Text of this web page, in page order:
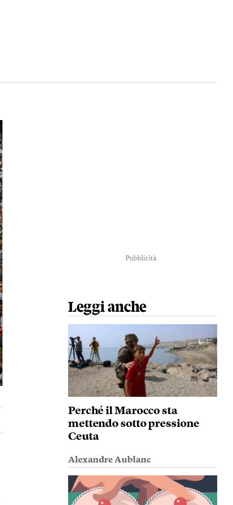
Pubblicità
Leggi anche
Perché il Marocco sta
mettendo sotto pressione
Ceuta
Alexandre Aublanc